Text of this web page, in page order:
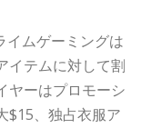
イムゲーミングは
イテムに対して割
ヤーはプロモーシ
$15、独占衣服ア